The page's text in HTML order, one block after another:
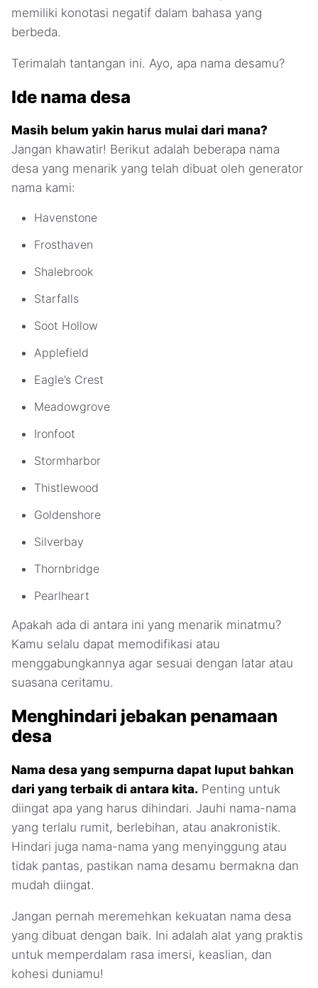
memiliki konotasi negatif dalam bahasa yang
berbeda.
Terimalah tantangan ini. Ayo, apa nama desamu?
Ide nama desa
Masih belum yakin harus mulai dari mana?
Jangan khawatir! Berikut adalah beberapa nama
desa yang menarik yang telah dibuat oleh generator
nama kami:
Havenstone
Frosthaven
Shalebrook
Starfalls
Soot Hollow
Applefield
Eagle’s Crest
Meadowgrove
Ironfoot
Stormharbor
Thistlewood
Goldenshore
Silverbay
Thornbridge
Pearlheart
Apakah ada di antara ini yang menarik minatmu?
Kamu selalu dapat memodifikasi atau
menggabungkannya agar sesuai dengan latar atau
suasana ceritamu.
Menghindari jebakan penamaan
desa
Nama desa yang sempurna dapat luput bahkan
dari yang terbaik di antara kita. Penting untuk
diingat apa yang harus dihindari. Jauhi nama-nama
yang terlalu rumit, berlebihan, atau anakronistik.
Hindari juga nama-nama yang menyinggung atau
tidak pantas, pastikan nama desamu bermakna dan
mudah diingat.
Jangan pernah meremehkan kekuatan nama desa
yang dibuat dengan baik. Ini adalah alat yang praktis
untuk memperdalam rasa imersi, keaslian, dan
kohesi duniamu!